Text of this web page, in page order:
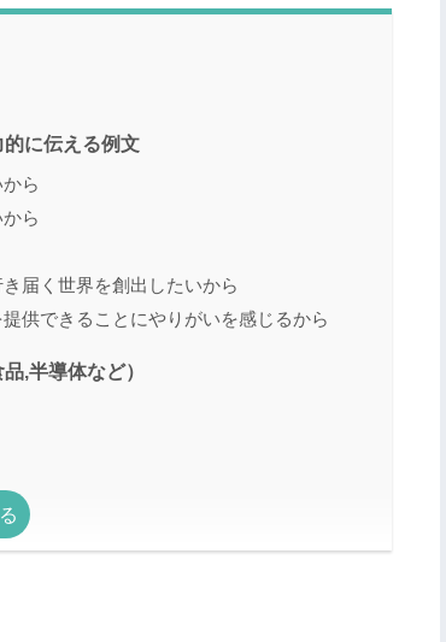
的に伝える例文
ら
ら
届く世界を創出したいから
供できることにやりがいを感じるから
,半導体など）